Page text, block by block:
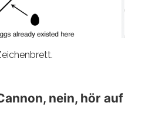
nein, hör auf